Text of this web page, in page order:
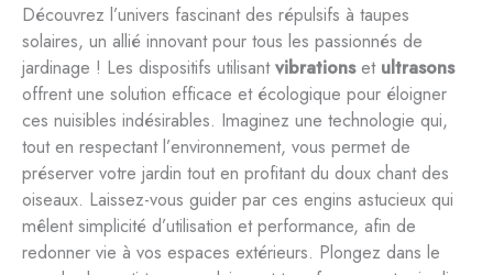
Découvrez l’univers fascinant des répulsifs à taupes
solaires, un allié innovant pour tous les passionnés de
jardinage ! Les dispositifs utilisantvibrationset ultrasons
offrent une solution efficace et écologique pour éloigner
ces nuisibles indésirables. Imaginez une technologie qui,
tout en respectant l’environnement, vous permet de
préserver votre jardin tout en profitant du doux chant des
oiseaux. Laissez-vous guider par ces engins astucieux qui
mêlent simplicité d’utilisation et performance, afin de
redonner vie à vos espaces extérieurs. Plongez dans le